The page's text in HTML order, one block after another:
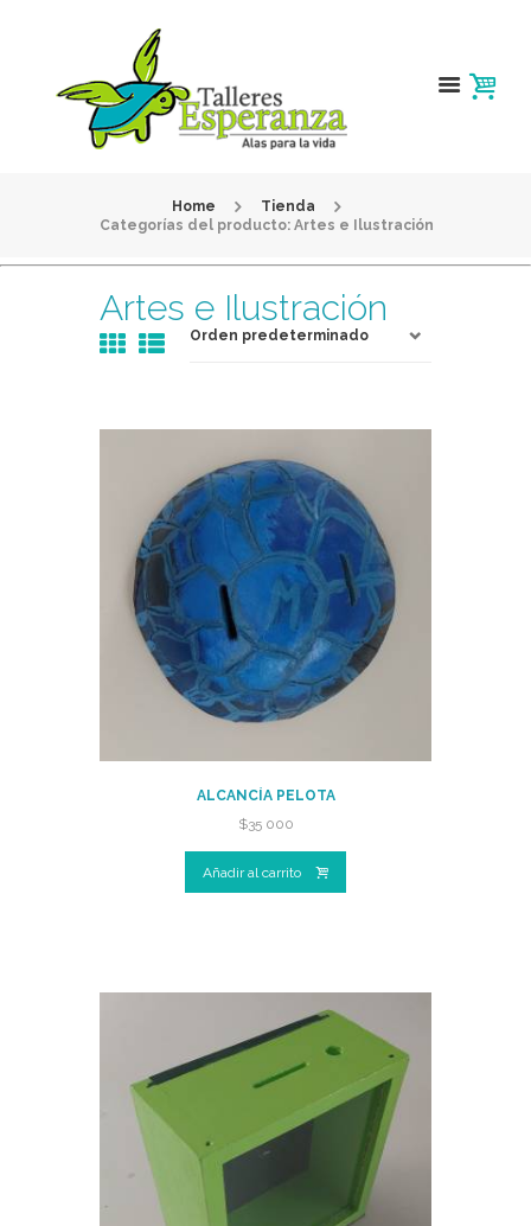
Home
Tienda
Categorías del producto: Artes e Ilustración
Artes e Ilustración
ALCANCÍA PELOTA
$35 000
Añadir al carrito